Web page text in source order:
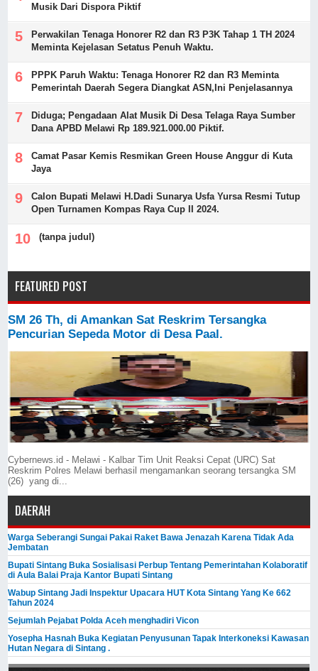
Musik Dari Dispora Piktif
Perwakilan Tenaga Honorer R2 dan R3 P3K Tahap 1 TH 2024
Meminta Kejelasan Setatus Penuh Waktu.
PPPK Paruh Waktu: Tenaga Honorer R2 dan R3 Meminta
Pemerintah Daerah Segera Diangkat ASN,Ini Penjelasannya
Diduga; Pengadaan Alat Musik Di Desa Telaga Raya Sumber
Dana APBD Melawi Rp 189.921.000.00 Piktif.
Camat Pasar Kemis Resmikan Green House Anggur di Kuta
Jaya
Calon Bupati Melawi H.Dadi Sunarya Usfa Yursa Resmi Tutup
Open Turnamen Kompas Raya Cup II 2024.
(tanpa judul)
FEATURED POST
SM 26 Th, di Amankan Sat Reskrim Tersangka
Pencurian Sepeda Motor di Desa Paal.
Cybernews.id - Melawi - Kalbar Tim Unit Reaksi Cepat (URC) Sat
Reskrim Polres Melawi berhasil mengamankan seorang tersangka SM
(26) yang di...
DAERAH
Warga Seberangi Sungai Pakai Raket Bawa Jenazah Karena Tidak Ada
Jembatan
Bupati Sintang Buka Sosialisasi Perbup Tentang Pemerintahan Kolaboratif
di Aula Balai Praja Kantor Bupati Sintang
Wabup Sintang Jadi Inspektur Upacara HUT Kota Sintang Yang Ke 662
Tahun 2024
Sejumlah Pejabat Polda Aceh menghadiri Vicon
Yosepha Hasnah Buka Kegiatan Penyusunan Tapak Interkoneksi Kawasan
Hutan Negara di Sintang .